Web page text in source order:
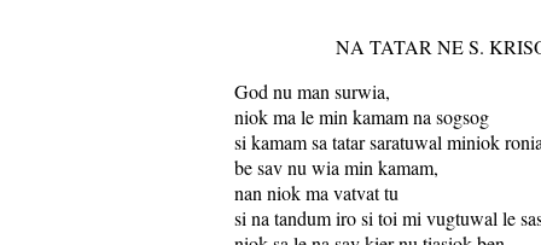
NA TATAR NE S.
God nu man surwia,
niok ma le min kamam na sogsog
si kamam sa tatar saratuwal miniok
be sav nu wia min kamam,
nan niok ma vatvat tu
si na tandum iro si toi mi vugtuwal le